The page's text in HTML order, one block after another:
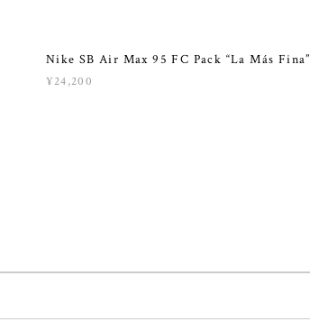
Nike SB Air Max 95 FC Pack “La Más Fina”
¥24,200